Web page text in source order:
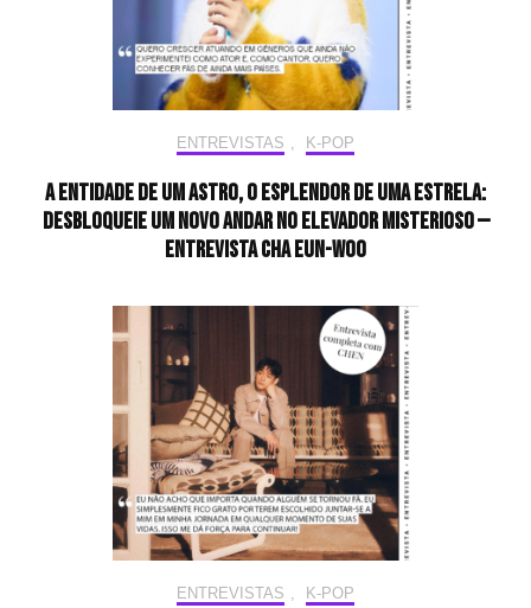
ENTREVISTAS K-POP
A entidade de um astro, o esplendor de uma estrela:
desbloqueie um novo andar no elevador misterioso —
Entrevista CHA EUN-WOO
ENTREVISTAS K-POP